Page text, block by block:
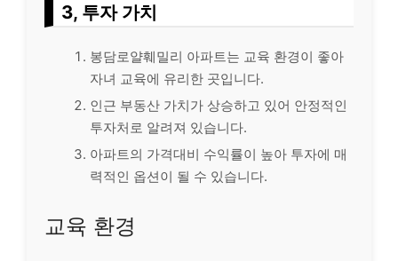
3, 투자 가치
봉담로얄훼밀리 아파트는 교육 환경이 좋아
자녀 교육에 유리한 곳입니다.
인근 부동산 가치가 상승하고 있어 안정적인
투자처로 알려져 있습니다.
아파트의 가격대비 수익률이 높아 투자에 매
력적인 옵션이 될 수 있습니다.
교육 환경